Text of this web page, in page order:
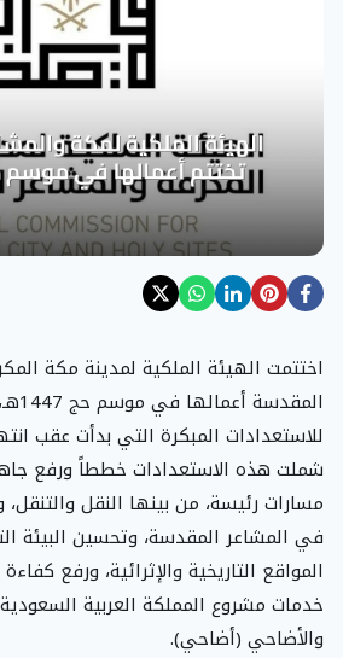
اختتمت الهيئة الملكية لمدينة مكة
شملت هذه الاستعدادات خططاً ورفع
مسارات رئيسة، من بينها النقل والتنقل،
في المشاعر المقدسة، وتحسين البيئة
المواقع التاريخية والإثرائية، ورفع
خدمات مشروع المملكة العربية
والأضاحي (أضاحي).